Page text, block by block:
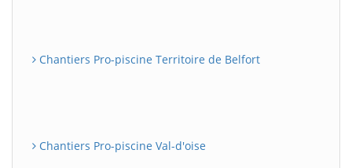
Chantiers Pro-piscine Territoire de Belfort
Chantiers Pro-piscine Val-d'oise